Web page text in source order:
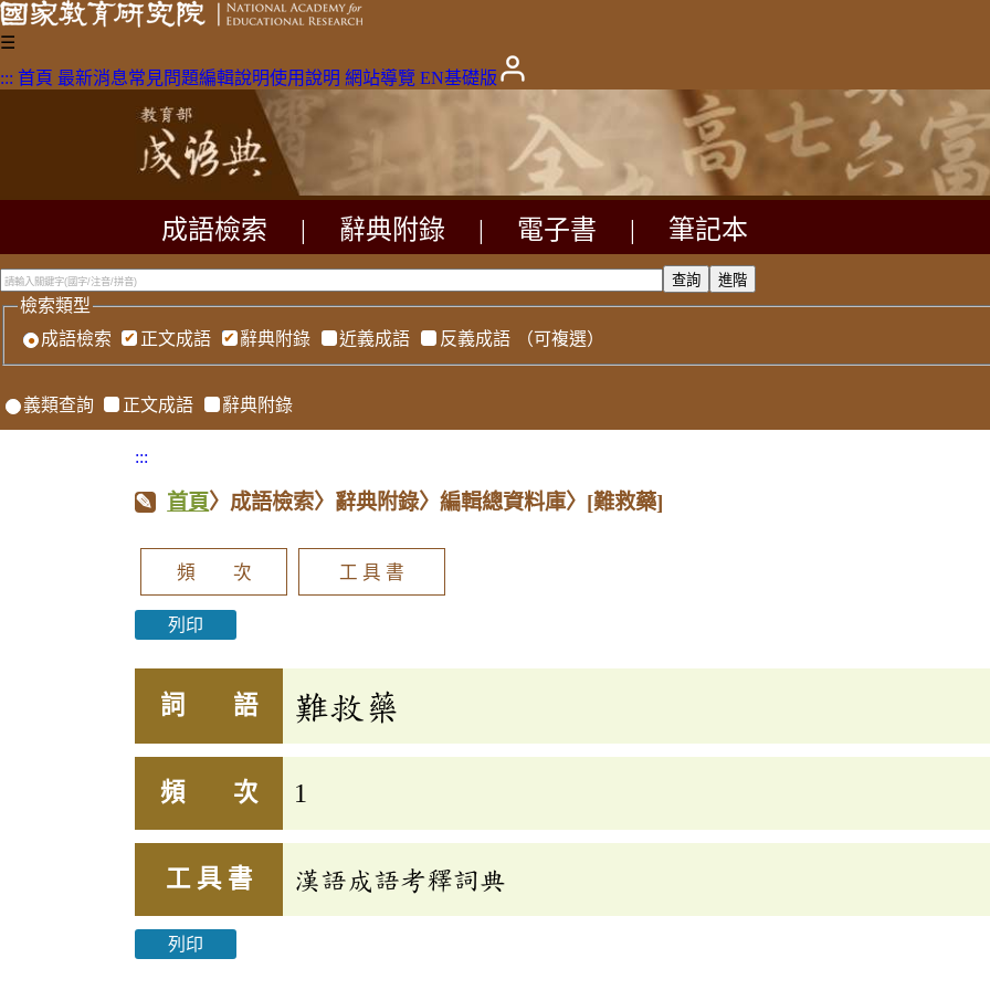
☰
::: 首頁 最新消息常見問題編輯說明使用說明 網站導覽 EN基礎版
成語檢索 辭典附錄 電子書 筆記本
檢索類型
成語檢索
正文成語 辭典附錄 近義成語 反義成語 （可複選）
義類查詢 正文成語 辭典附錄
:::
首頁〉成語檢索〉辭典附錄〉編輯總資料庫〉 [難救藥]
頻 次 工 具 書
列印
詞 語 難救藥
頻 次 1
工 具 書 漢語成語考釋詞典
列印